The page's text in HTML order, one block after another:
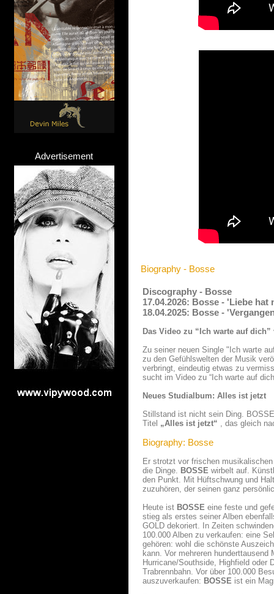
Advertisement
Biography - Bosse
Discography - Bosse
17.04.2026: Bosse - 'Liebe
18.04.2025: Bosse -
Das Video zu “Ich warte auf
Zu seiner neuen Single "Ich warte
zu den Gefühlswelten der Musik
verbringt, eindeutig etwas zu
sucht im Video zu “Ich warte auf
Neues Studialbum: Alles ist jetzt
Stillstand ist nicht sein Ding.
Titel „Alles ist jetzt“ , das gleich
Biography: Bosse
Er strotzt vor frischen
die Dinge. BOSSE wirbelt auf.
den Punkt. Mit Hüftschwung und
zuzuhören, der seinen ganz
Heute ist BOSSE eine feste und
stieg als erstes seiner Alben
GOLD dekoriert. In Zeiten
100.000 Alben zu verkaufen: eine
gehören: wohl die schönste
kann. Vor mehreren
Hurricane/Southside, Highfield oder
Trabrennbahn. Vor über 100.000
auszuverkaufen: BOSSE ist ein